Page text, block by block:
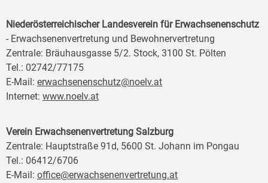
Niederösterreichischer Landesverein für Erwachsenenschutz
- Erwachsenenvertretung und Bewohnervertretung
Zentrale: Bräuhausgasse 5/2. Stock, 3100 St. Pölten
Tel.: 02742/77175
E-Mail: erwachsenenschutz@noelv.at
Internet: www.noelv.at
Verein Erwachsenenvertretung Salzburg
Zentrale: Hauptstraße 91d, 5600 St. Johann im Pongau
Tel.: 06412/6706
E-Mail: office@erwachsenenvertretung.at